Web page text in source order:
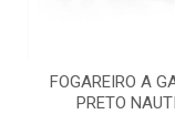
FOGAREIRO A
PRETO